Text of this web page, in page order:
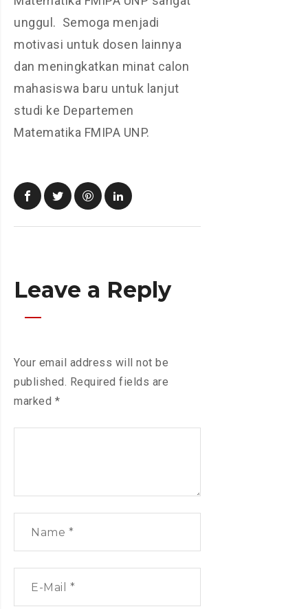
unggul. Semoga menjadi
motivasi untuk dosen lainnya
dan meningkatkan minat calon
mahasiswa baru untuk lanjut
studi ke Departemen
Matematika FMIPA UNP.
Leave a Reply
Your email address will not be
published. Required fields are
marked *